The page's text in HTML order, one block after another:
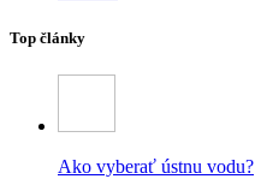
Top články
Ako vyberať ústnu vodu?